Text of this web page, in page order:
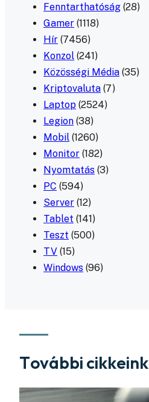
Fenntarthatóság (28)
Gamer (1118)
Hír (7456)
Konzol (241)
Közösségi Média (35)
Kriptovaluta (7)
Laptop (2524)
Legion (38)
Mobil (1260)
Monitor (182)
Nyomtatás (3)
PC (594)
Server (12)
Tablet (141)
Teszt (500)
TV (15)
Windows (96)
További cikkeink